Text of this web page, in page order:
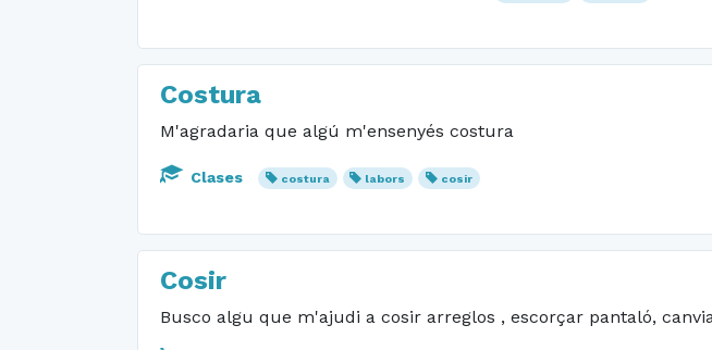
Costura
M'agradaria que algú m'ensenyés costura
Clases costura labors cosir
Cosir
Busco algu que m'ajudi a cosir arreglos , escorçar pantaló,